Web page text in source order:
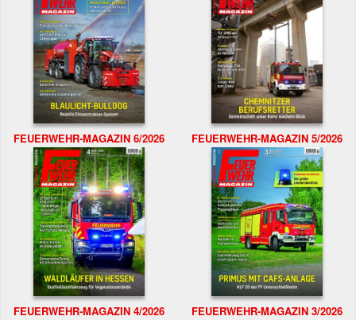
FEUERWEHR-MAGAZIN 6/2026 FEUERWEHR-MAGAZIN 5/2026
FEUERWEHR-MAGAZIN 4/2026 FEUERWEHR-MAGAZIN 3/2026